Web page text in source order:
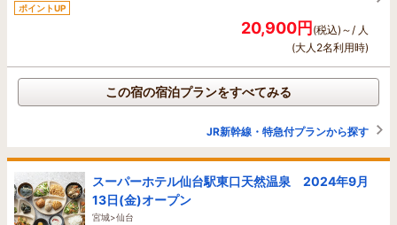
ポイントUP
20,900円(税込)～/ 人
(大人2名利用時)
この宿の宿泊プランをすべてみる
JR新幹線・特急付プランから探す
スーパーホテル仙台駅東口天然温泉 2024年9月
13日(金)オープン
宮城>仙台